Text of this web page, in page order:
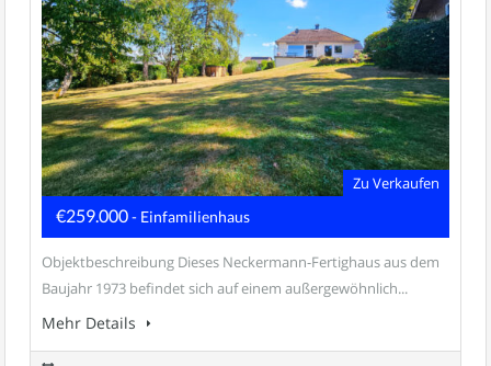
Zu Verkaufen
€259.000- Einfamilienhaus
Objektbeschreibung Dieses Neckermann-Fertighaus aus dem
Baujahr 1973 befindet sich auf einem außergewöhnlich...
Mehr Details